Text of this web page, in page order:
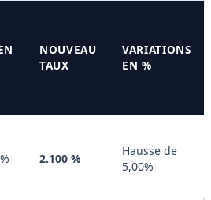
NOUVEAU
TAUX
VARIATIONS
EN %
2.100 %
Hausse de
5,00%